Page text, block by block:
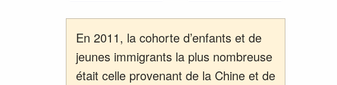
En 2011, la cohorte d’enfants et de
jeunes immigrants la plus nombreuse
était celle provenant de la Chine et de